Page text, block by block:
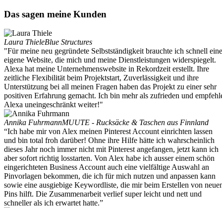
Das sagen meine Kunden
Laura ThieleBlue Structures
"Für meine neu gegründete Selbstständigkeit brauchte ich schnell eine
eigene Website, die mich und meine Dienstleistungen widerspiegelt.
Alexa hat meine Unternehmenswebsite in Rekordzeit erstellt. Ihre
zeitliche Flexibilität beim Projektstart, Zuverlässigkeit und ihre
Unterstützung bei all meinen Fragen haben das Projekt zu einer sehr
positiven Erfahrung gemacht. Ich bin mehr als zufrieden und
Alexa uneingeschränkt weiter!"
Annika FuhrmannMUUTE - Rucksäcke & Taschen aus Finnland
“Ich habe mir von Alex meinen Pinterest Account einrichten lassen
und bin total froh darüber! Ohne ihre Hilfe hätte ich wahrscheinlich
dieses Jahr noch immer nicht mit Pinterest angefangen, jetzt kann ich
aber sofort richtig losstarten. Von Alex habe ich ausser einem schön
eingerichteten Business Account auch eine vielfältige Auswahl an
Pinvorlagen bekommen, die ich für mich nutzen und anpassen kann
sowie eine ausgiebige Keywordliste, die mir beim Erstellen von
Pins hilft. Die Zusammenarbeit verlief super leicht und nett und
schneller als ich erwartet hatte.”